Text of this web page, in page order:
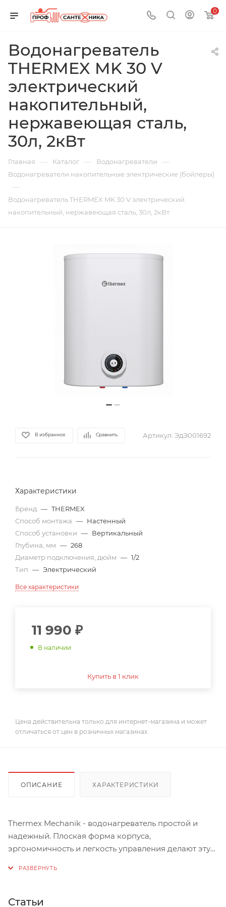
0
Водонагреватель
THERMEX MK 30 V
электрический
накопительный,
нержавеющая сталь,
30л, 2кВт
Главная — Каталог — Водонагреватели —
Водонагреватели накопительные электрические (бойлеры)
—
Водонагреватель THERMEX MK 30 V электрический
накопительный, нержавеющая сталь, 30л, 2кВт
В избранное Сравнить Артикул: ЭдЭ001692
Характеристики
Бренд — THERMEX
Способ монтажа — Настенный
Способ установки — Вертикальный
Глубина, мм — 268
Диаметр подключения, дюйм — 1/2
Тип — Электрический
Все характеристики
11 990 ₽
В наличии
Купить в 1 клик
Цена действительна только для интернет-магазина и может
отличаться от цен в розничных магазинах
ОПИСАНИЕ ХАРАКТЕРИСТИКИ
Thermex Mechanik - водонагреватель простой и
надежный. Плоская форма корпуса,
эргономичность и легкость управления делают эту
обеспечили постоянный спрос на водонагреватели
Статьи